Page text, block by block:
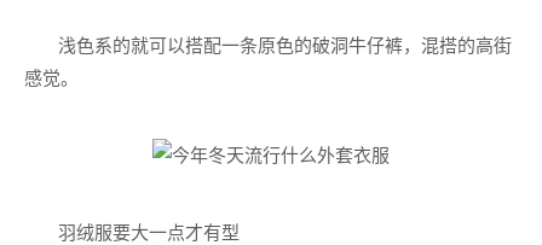
浅色系的就可以搭配一条原色的破洞牛仔裤，混搭的高街
感觉。
羽绒服要大一点才有型